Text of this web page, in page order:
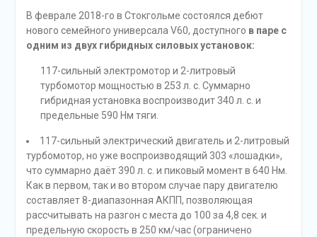
В феврале 2018-го в Стокгольме состоялся дебют
нового семейного универсала V60, доступного в паре с
одним из двух гибридных силовых установок:
117-сильный электромотор и 2-литровый
турбомотор мощностью в 253 л. с. Суммарно
гибридная установка воспроизводит 340 л. с. и
предельные 590 Нм тяги.
117-сильный электрический двигатель и 2-литровый
турбомотор, но уже воспроизводящий 303 «лошадки»,
что суммарно даёт 390 л. с. и пиковый момент в 640 Нм.
Как в первом, так и во втором случае пару двигателю
составляет 8-диапазонная АКПП, позволяющая
рассчитывать на разгон с места до 100 за 4,8 сек. и
предельную скорость в 250 км/час (ограничено